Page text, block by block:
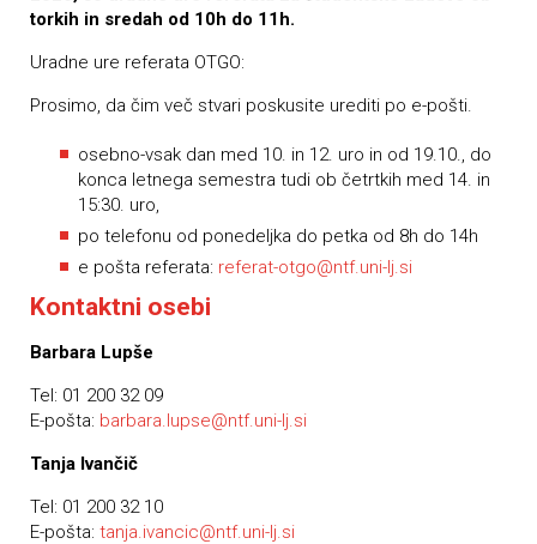
torkih in sredah od 10h do 11h.
Uradne ure referata OTGO:
Prosimo, da čim več stvari poskusite urediti po e-pošti.
osebno-vsak dan med 10. in 12. uro in od 19.10., do
konca letnega semestra tudi ob četrtkih med 14. in
15:30. uro,
po telefonu od ponedeljka do petka od 8h do 14h
e pošta referata: referat-otgo@ntf.uni-lj.si
Kontaktni osebi
Barbara Lupše
Tel: 01 200 32 09
E-pošta: barbara.lupse@ntf.uni-lj.si
Tanja Ivančič
Tel: 01 200 32 10
E-pošta: tanja.ivancic@ntf.uni-lj.si